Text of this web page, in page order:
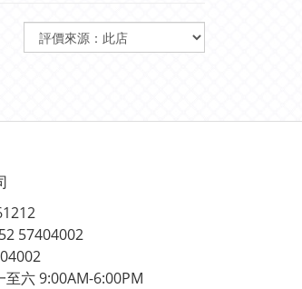
57404002
六 9:00AM-6:00PM